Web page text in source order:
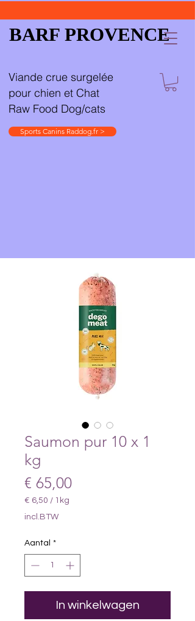
BARF PROVENCE
Viande crue surgelée
pour chien et Chat
Raw Food Dog/cats
Sports Canins Raddog.fr >
Saumon pur 10 x 1
kg
€ 65,00Prijs
€ 6,50 / 1kg
€ 6,50
Kilogram
incl.BTW
Aantal *
In winkelwagen